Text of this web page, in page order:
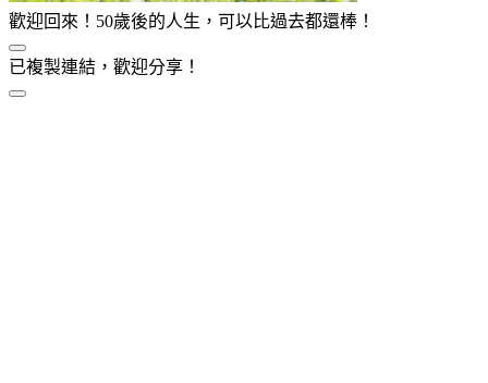
歡迎回來！50歲後的人生，可以比過去都還棒！
已複製連結，歡迎分享！